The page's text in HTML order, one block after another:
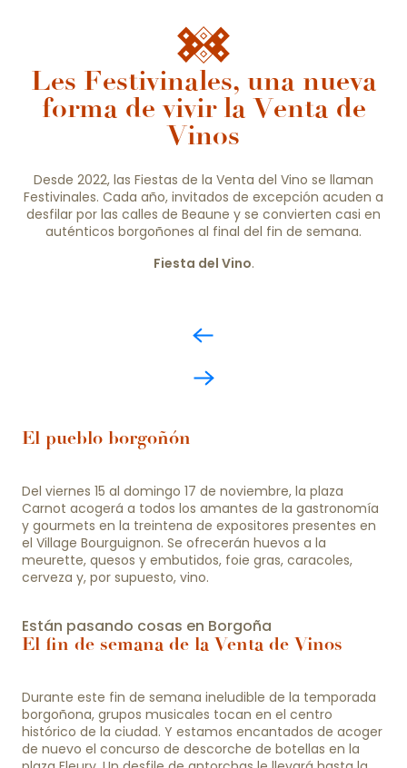
Les Festivinales, una nueva
forma de vivir la Venta de
Vinos
Desde 2022, las Fiestas de la Venta del Vino se llaman
Festivinales. Cada año, invitados de excepción acuden a
desfilar por las calles de Beaune y se convierten casi en
auténticos borgoñones al final del fin de semana.
Fiesta del Vino.
El pueblo borgoñón
Del viernes 15 al domingo 17 de noviembre, la plaza
Carnot acogerá a todos los amantes de la gastronomía
y gourmets en la treintena de expositores presentes en
el Village Bourguignon. Se ofrecerán huevos a la
meurette, quesos y embutidos, foie gras, caracoles,
cerveza y, por supuesto, vino.
Están pasando cosas en Borgoña
El fin de semana de la Venta de Vinos
Durante este fin de semana ineludible de la temporada
borgoñona, grupos musicales tocan en el centro
histórico de la ciudad. Y estamos encantados de acoger
de nuevo el concurso de descorche de botellas en la